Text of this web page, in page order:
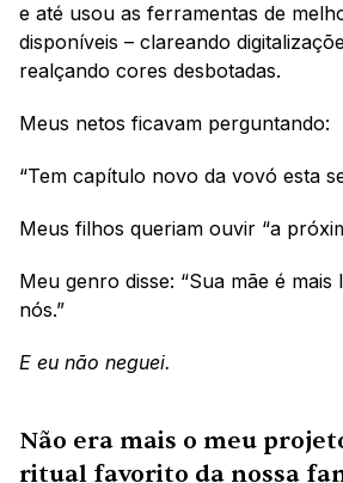
e até usou as ferramentas de
disponíveis – clareando
realçando cores desbotadas.
Meus netos ficavam perguntando:
“Tem capítulo novo da vovó esta
Meus filhos queriam ouvir “a
Meu genro disse: “Sua mãe é mais
nós.”
E eu não neguei.
Não era mais o meu
ritual favorito da nossa